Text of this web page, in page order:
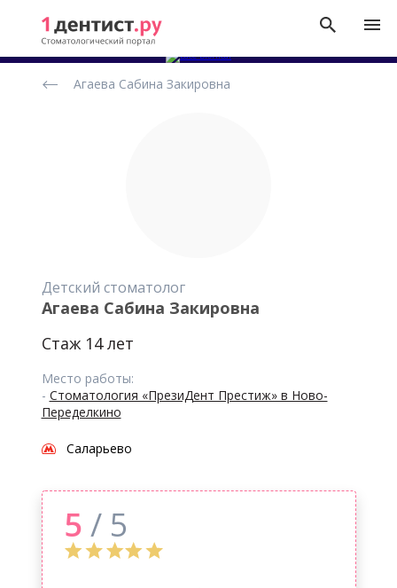
стоматологов
Агаева Сабина Закировна
Детский стоматолог
Агаева Сабина Закировна
Стаж 14 лет
Место работы:
- Стоматология «ПрезиДент Престиж» в Ново-
Переделкино
Саларьево
5 / 5